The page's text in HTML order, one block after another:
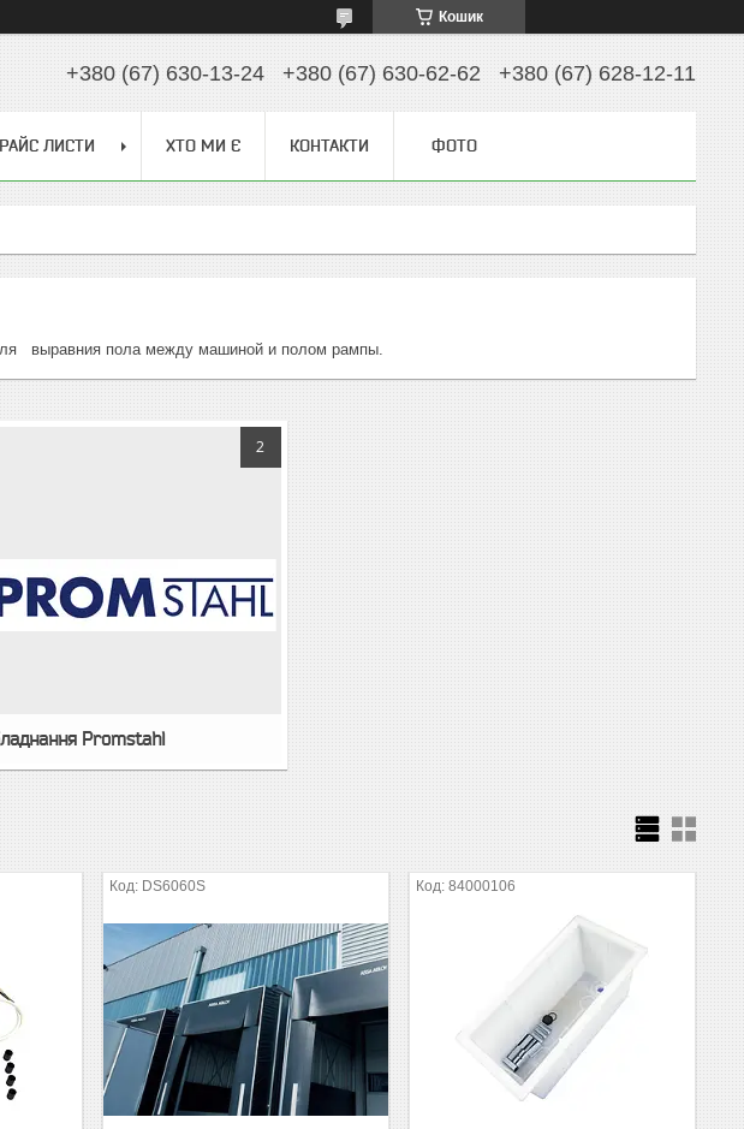
Кошик
+380 (67) 630-13-24 +380 (67) 630-62-62 +380 (67) 628-12-11
ЛИСТИ ХТО МИ Є КОНТАКТИ ФОТО
выравния пола между машиной и полом рампы.
2
Promstahl
DS6060S 84000106